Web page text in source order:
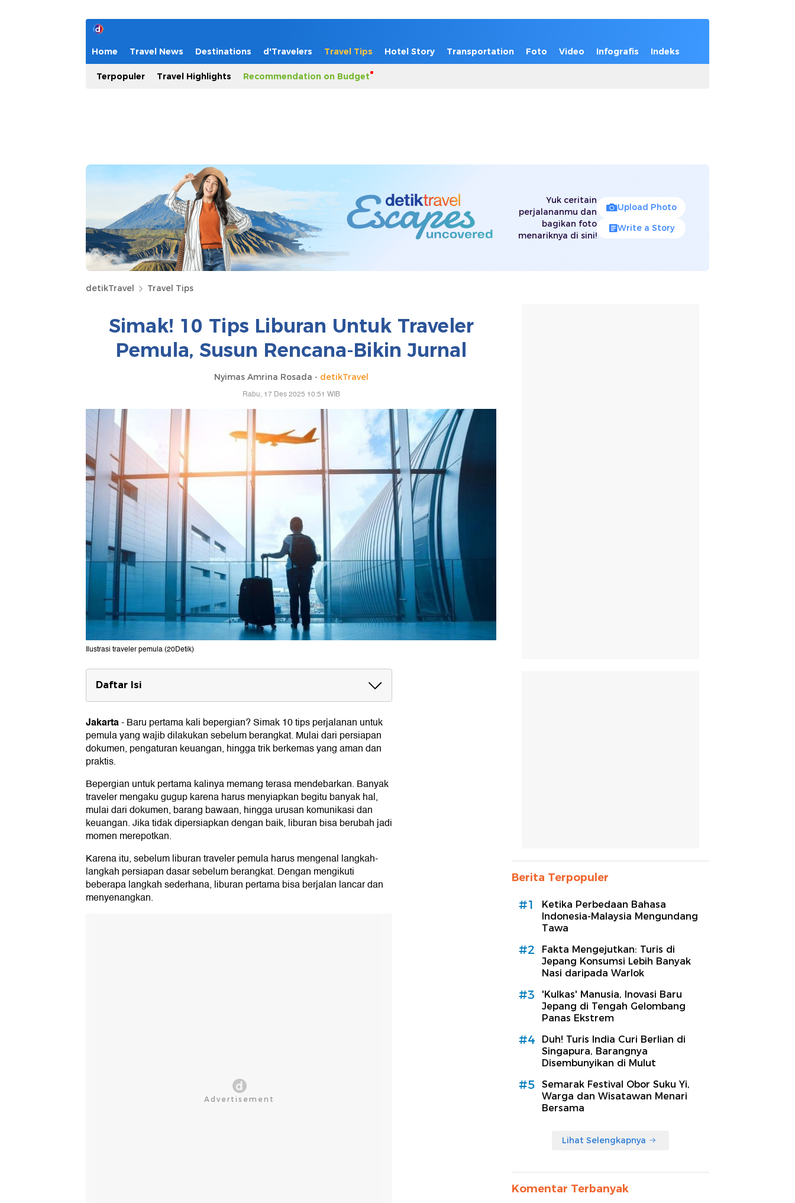
Home Travel News Destinations d'Travelers Travel Tips Hotel Story Transportation Foto Video Infografis Indeks
Terpopuler Travel Highlights Recommendation on Budget
Yuk ceritain
perjalananmu dan
bagikan foto
menariknya di sini!
Upload Photo
Write a Story
detikTravel Travel Tips
Simak! 10 Tips Liburan Untuk Traveler
Pemula, Susun Rencana-Bikin Jurnal
Nyimas Amrina Rosada - detikTravel
Rabu, 17 Des 2025 10:51 WIB
Ilustrasi traveler pemula (20Detik)
Daftar Isi
10 Tips Liburan Untuk Pemula
1. Rencanakan Dengan Detail
2. Simpan Salinan Dokumen Penting
3. Beli Adaptor, SIM, dan Mata Uang
4. Konfirmasi Kepada Bank dan Kartu Kredit
7. Buat Jurnal Perjalanan
8. Bawa Pakaian Serbaguna
9. Bawa Buku Panduan Bahasa
10. Tetap Tenang dan Nikmati Perjalanan
Jakarta-Baru pertama kali bepergian? Simak 10 tips perjalanan untuk
pemula yang wajib dilakukan sebelum berangkat. Mulai dari persiapan
dokumen, pengaturan keuangan, hingga trik berkemas yang aman dan
praktis.
Bepergian untuk pertama kalinya memang terasa mendebarkan. Banyak
traveler mengaku gugup karena harus menyiapkan begitu banyak hal,
mulai dari dokumen, barang bawaan, hingga urusan komunikasi dan
keuangan. Jika tidak dipersiapkan dengan baik, liburan bisa berubah jadi
momen merepotkan.
Karena itu, sebelum liburan traveler pemula harus mengenal langkah-
langkah persiapan dasar sebelum berangkat. Dengan mengikuti
beberapa langkah sederhana, liburan pertama bisa berjalan lancar dan
menyenangkan.
Berita Terpopuler
#1
Ketika Perbedaan Bahasa
Indonesia-Malaysia Mengundang
Tawa
#2
Fakta Mengejutkan: Turis di
Jepang Konsumsi Lebih Banyak
Nasi daripada Warlok
#3
'Kulkas' Manusia, Inovasi Baru
Jepang di Tengah Gelombang
Panas Ekstrem
#4
Duh! Turis India Curi Berlian di
Singapura, Barangnya
Disembunyikan di Mulut
#5
Semarak Festival Obor Suku Yi,
Warga dan Wisatawan Menari
Bersama
Lihat Selengkapnya
Komentar Terbanyak